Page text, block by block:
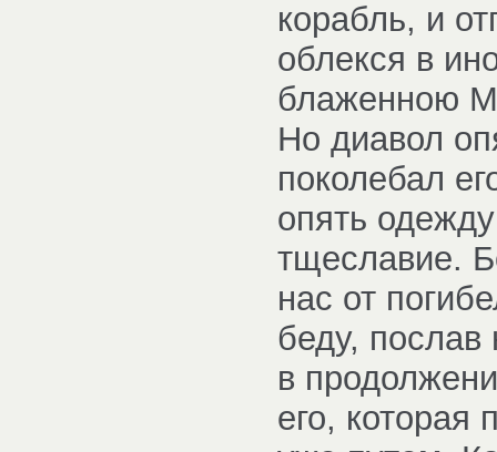
корабль, и
облекся в
блаженною
Но диавол
поколебал
опять
тщеславие.
нас от
беду, послав
в
его, которая